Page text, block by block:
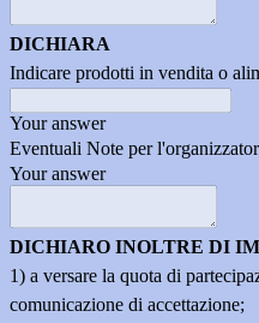
DICHIARA
Indicare prodotti in vendita o
Your answer
Eventuali Note per
Your answer
DICHIARO INOLTRE DI
1) a versare la quota di
comunicazione di accettazione;